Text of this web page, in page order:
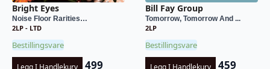
Bright Eyes
Noise Floor Rarities…
2LP - LTD
Bestillingsvare
499
Bill Fay Group
Tomorrow, Tomorrow And ...
2LP
Bestillingsvare
459